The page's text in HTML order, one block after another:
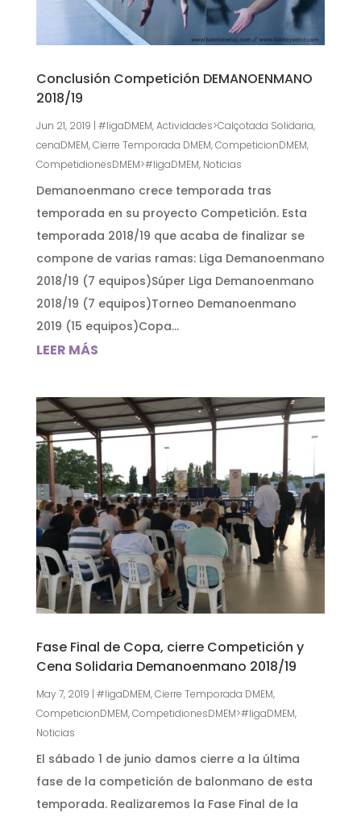
Conclusión Competición DEMANOENMANO
2018/19
Jun 21, 2019 | #ligaDMEM,Actividades>Calçotada Solidaria,
cenaDMEM,Cierre Temporada DMEM,CompeticionDMEM,
CompetidionesDMEM>#ligaDMEM, Noticias
Demanoenmano crece temporada tras
temporada en su proyecto Competición. Esta
temporada 2018/19 que acaba de finalizar se
compone de varias ramas: Liga Demanoenmano
2018/19 (7 equipos)Súper Liga Demanoenmano
2018/19 (7 equipos)Torneo Demanoenmano
2019 (15 equipos)Copa...
LEER MÁS
Fase Final de Copa, cierre Competición y
Cena Solidaria Demanoenmano 2018/19
May 7, 2019 | #ligaDMEM,Cierre Temporada DMEM,
CompeticionDMEM,CompetidionesDMEM>#ligaDMEM,
Noticias
El sábado 1 de junio damos cierre a la última
fase de la competición de balonmano de esta
temporada. Realizaremos la Fase Final de la